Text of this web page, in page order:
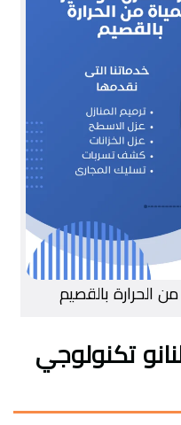
الحرارة بالقصيم
تكنولوجي